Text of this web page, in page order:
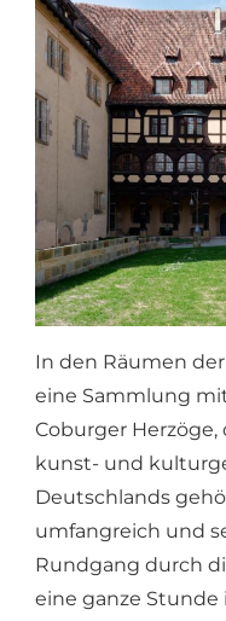
In den Räumen
eine Sammlung
Coburger
kunst- und
Deutschlands
umfangreich und
Rundgang durch
eine ganze Stunde